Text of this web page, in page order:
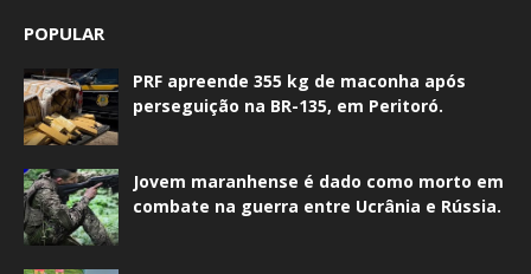
POPULAR
PRF apreende 355 kg de maconha após
perseguição na BR-135, em Peritoró.
Jovem maranhense é dado como morto em
combate na guerra entre Ucrânia e Rússia.